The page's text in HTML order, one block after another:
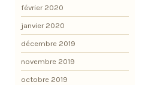
février 2020
janvier 2020
décembre 2019
novembre 2019
octobre 2019